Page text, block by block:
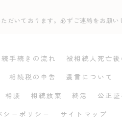
いております。必ずご連絡をお願い
手続きの流れ 被相続人死亡
相続税の申告 遺言について
相談 相続放棄 終活 公正証
シーポリシー
サイトマップ